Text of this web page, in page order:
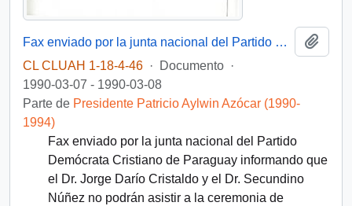
Fax enviado por la junta nacional del Partido Demócrata Cristiano de Paraguay en respuesta a la invitación de Patricio Aylwin Azócar para que parte de sus miembros puedan asistir a su ceremonia de asunción a la presidencia
CL CLUAH 1-18-4-46 · Documento ·
1990-03-07 - 1990-03-08
Parte de Presidente Patricio Aylwin Azócar (1990-
1994)
Fax enviado por la junta nacional del Partido
Demócrata Cristiano de Paraguay informando que
el Dr. Jorge Darío Cristaldo y el Dr. Secundino
Núñez no podrán asistir a la ceremonia de